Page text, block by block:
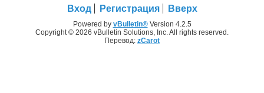
Вход Регистрация Вверх
Powered by vBulletin®Version 4.2.5
Copyright © 2026 vBulletin Solutions, Inc. All rights reserved.
Перевод: zCarot